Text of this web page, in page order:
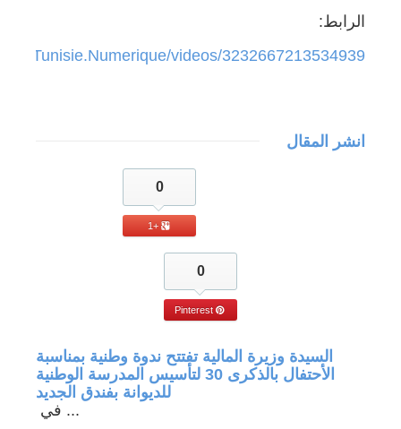
الرابط:
Tunisie.Numerique/videos/3232667213534939
انشر المقال
0
+1
0
Pinterest
السيدة وزيرة المالية تفتتح ندوة وطنية بمناسبة
الأحتفال بالذكرى 30 لتأسيس المدرسة الوطنية
للديوانة بفندق الجديد
في ...